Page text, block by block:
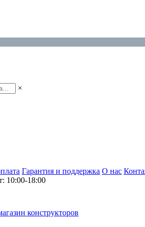
×
Гарантия и поддержка О нас
10:00-18:00
конструкторов